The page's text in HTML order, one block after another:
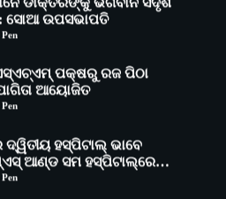
ପକ୍ଷରୁ ରଜ ପିଠା
ଆୟୋଜିତ
ଦ୍ୱିତୀୟ ହସ୍ପିଟାଲ୍ ଭାବେ
ଆଣ୍ଡ ସମ ହସ୍ପିଟାଲ୍‌ରେ
ଡିଜିସ୍କାନର ସ୍ଥାପନ
ରାୱେ କାର୍ଯ୍ୟକ୍ରମ ଅଧୀନରେ
୧୬ଟି କୃଷକ ପ୍ରଶିକ୍ଷଣ
ଆୟୋଜିତ